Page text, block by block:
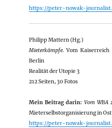
https://peter-nowak-
Philipp Mattern (Hg.)
Mieterkämpfe. Vom
Berlin
Realität der Utopie 3
212 Seiten, 30 Fotos
Mein Beitrag darin: Vom WBA
Mieterselbstorganisierung in
https://peter-nowak-